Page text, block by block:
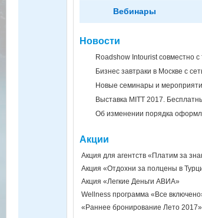
Вебинары
Новости
Roadshow Intourist совместно
Бизнес завтраки в Москве с
Новые семинары и
Выставка MITT 2017.
Об изменении порядка
Акции
Акция для агентств «Платим за
Акция «Отдохни за полцены в
Акция «Легкие Деньги АВИА»
Wellness программа «Все
«Раннее бронирование Лето 2017»